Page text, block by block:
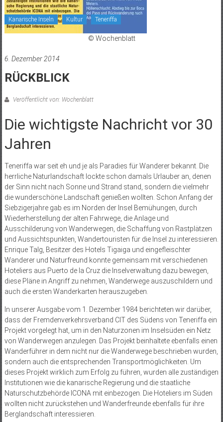
Kanarische Inseln Kultur Teneriffa
© Wochenblatt
6. Dezember 2014
RÜCKBLICK
Veröffentlicht von: Wochenblatt
Die wichtigste Nachricht vor 30
Jahren
Teneriffa war seit eh und je als Paradies für Wanderer bekannt. Die
herrliche Naturlandschaft lockte schon damals Urlauber an, denen
der Sinn nicht nach Sonne und Strand stand, sondern die vielmehr
die wunderschöne Landschaft genießen wollten. Schon Anfang der
Siebzigerjahre gab es im Norden der Insel Bemühungen, durch
Wiederherstellung der alten Fahrwege, die Anlage und
Ausschilderung von Wanderwegen, die Schaffung von Rastplätzen
und Aussichtspunkten, Wandertouristen für die Insel zu interessieren.
Enrique Talg, Besitzer des Hotels Tigaiga und eingefleischter
Wanderer und Naturfreund konnte gemeinsam mit verschiedenen
Hoteliers aus Puerto de la Cruz die Inselverwaltung dazu bewegen,
diese Pläne in Angriff zu nehmen, Wanderwege auszuschildern und
auch die ersten Wanderkarten herauszugeben.
In unserer Ausgabe vom 1. Dezember 1984 berichteten wir darüber,
dass der Fremdenverkehrsverband CIT des Südens von Teneriffa ein
Projekt vorgelegt hat, um in den Naturzonen im Inselsüden ein Netz
von Wanderwegen anzulegen. Das Projekt beinhaltete ebenfalls einen
Wanderführer in dem nicht nur die Wanderwege beschrieben wurden,
sondern auch die entsprechenden Transportmöglichkeiten. Um
dieses Projekt wirklich zum Erfolg zu führen, wurden alle zuständigen
Institutionen wie die kanarische Regierung und die staatliche
Naturschutzbehörde ICONA mit einbezogen. Die Hoteliers im Süden
wollten nicht zurückstehen und Wanderfreunde ebenfalls für ihre
Berglandschaft interessieren.